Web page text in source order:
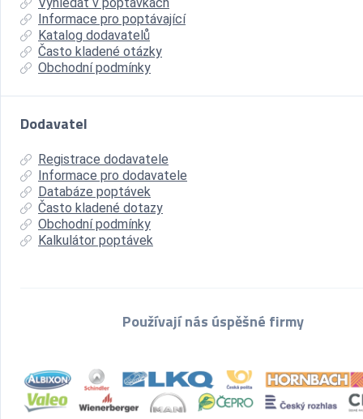
Informace pro poptávající
Katalog dodavatelů
Často kladené otázky
Obchodní podmínky
Dodavatel
Registrace dodavatele
Informace pro dodavatele
Databáze poptávek
Často kladené dotazy
Obchodní podmínky
Kalkulátor poptávek
Používají nás úspěšné firmy